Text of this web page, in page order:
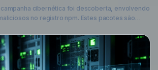
campanha cibernética foi descoberta, envolvendo
no registro npm. Estes pacotes são
em sistemas Windows, macOS e Linux,
ameaça para desenvolvedores e empresas.